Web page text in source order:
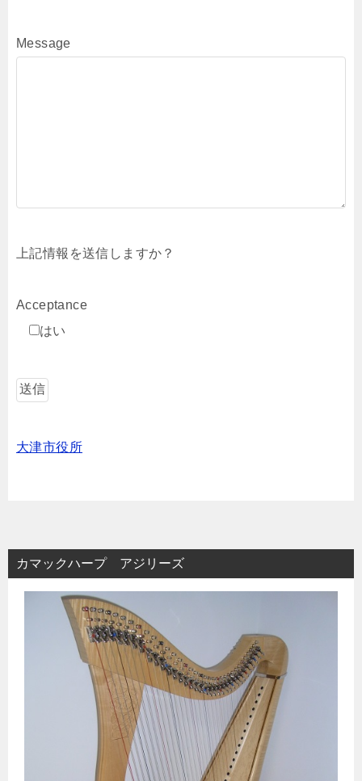
Message
上記情報を送信しますか？
Acceptance
はい
大津市役所
カマックハープ アジリーズ